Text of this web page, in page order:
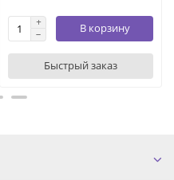
В корзину
Быстрый заказ